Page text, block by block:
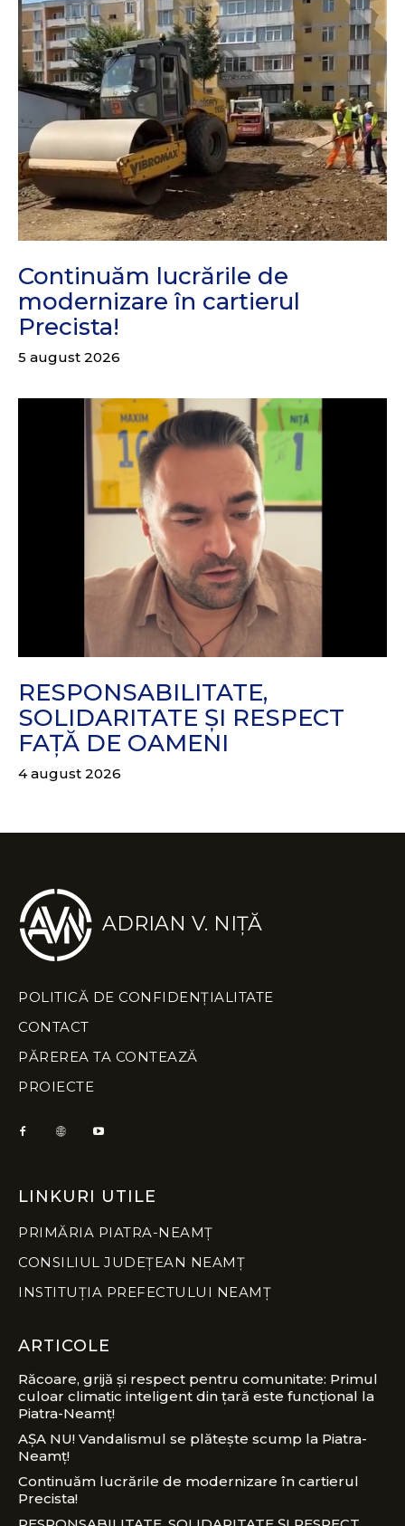
Continuăm lucrările de
modernizare în cartierul
Precista!
5 august 2026
RESPONSABILITATE,
SOLIDARITATE ȘI RESPECT
FAȚĂ DE OAMENI
4 august 2026
ADRIAN V. NIȚĂ
POLITICĂ DE CONFIDENȚIALITATE
CONTACT
PĂREREA TA CONTEAZĂ
PROIECTE
LINKURI UTILE
PRIMĂRIA PIATRA-NEAMȚ
CONSILIUL JUDEȚEAN NEAMȚ
INSTITUȚIA PREFECTULUI NEAMȚ
ARTICOLE
Răcoare, grijă și respect pentru comunitate: Primul
culoar climatic inteligent din țară este funcțional la
Piatra-Neamț!
AȘA NU! Vandalismul se plătește scump la Piatra-
Neamț!
Continuăm lucrările de modernizare în cartierul
Precista!